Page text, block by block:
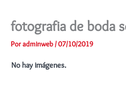
fotografia de boda
Poradminweb /07/10/2019
No hay imágenes.